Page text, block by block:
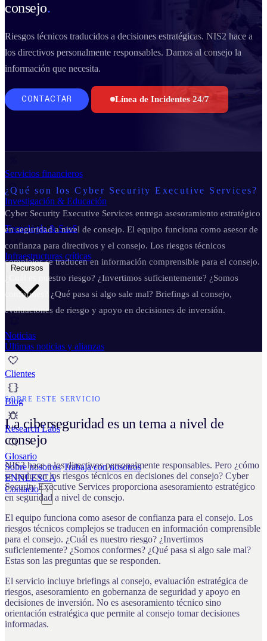
Business Continuity Services
Business Continuity & Recovery
Industria & Manufactura
Servicios financieros
Investigación & Educación
Tecnología & SaaS
Infraestructuras críticas
Noticias
Últimas noticias y alianzas
Clientes
Blog
Research Labs
Glosario
Sobre nosotros Trabaja con nosotros
ENNLESCA
Contacto
consejo.
Riesgos técnicos traducidos a decisiones estratégicas. NIS2 hace a
los directivos personalmente responsables. Damos al consejo la
información que necesita.
CONTACTAR Línea de Incidentes 24/7
¿Qué son los Cyber Security Executive Services?
Cyber Security Executive Services entrega asesoramiento estratégico
en seguridad a nivel de consejo. El equipo funciona como asesor de
confianza para directivos y el consejo. Los riesgos técnicos
complejos se traducen en información comprensible para el consejo.
¿Cuál es nuestro riesgo? ¿Invertimos suficientemente? ¿Somos
conformes? ¿Qué pasa si algo sale mal? Briefings al consejo,
evaluaciones de riesgo y apoyo en decisiones de inversión.
SOBRE ESTE SERVICIO
La ciberseguridad es un tema a nivel de
consejo
NIS2 hace a los directivos personalmente responsables. Pero ¿cómo
se traducen los riesgos técnicos en decisiones del consejo? Cyber
Security Executive Services proporciona asesoramiento estratégico
en seguridad a nivel de consejo.
El equipo funciona como asesor de confianza para el consejo. Los
riesgos técnicos complejos se traducen en información comprensible
para el consejo. ¿Cuál es nuestro riesgo? ¿Invertimos
suficientemente? ¿Somos conformes? ¿Qué pasa si algo sale mal?
Estas son las preguntas que se responden.
El servicio incluye briefings al consejo, evaluación estratégica de
riesgos, asesoramiento en gobernanza de seguridad y apoyo en
decisiones de inversión. No es asesoramiento técnico sino
orientación estratégica que permite al consejo tomar decisiones
informadas.